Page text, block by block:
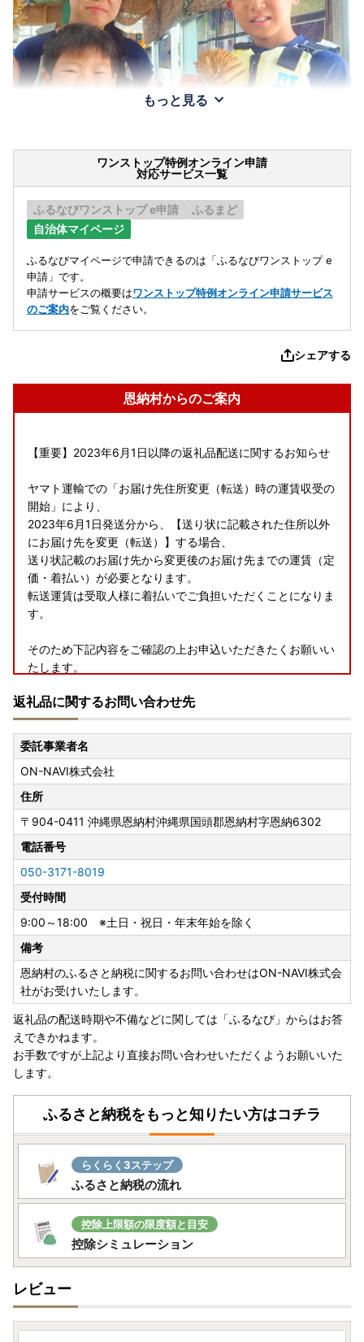
もっと見る
ワンストップ特例オンライン申請
対応サービス一覧
ふるなびワンストップ e申請
ふるまど
自治体マイページ
ふるなびマイページで申請できるのは「ふるなびワンストップ e
申請」です。
申請サービスの概要はワンストップ特例オンライン申請サービス
のご案内をご覧ください。
シェアする
恩納村からのご案内
【重要】2023年6月1日以降の返礼品配送に関するお知らせ
ヤマト運輸での「お届け先住所変更（転送）時の運賃収受の
開始」により、
2023年6月1日発送分から、【送り状に記載された住所以外
にお届け先を変更（転送）】する場合、
送り状記載のお届け先から変更後のお届け先までの運賃（定
価・着払い）が必要となります。
転送運賃は受取人様に着払いでご負担いただくことになりま
す。
そのため下記内容をご確認の上お申込いただきたくお願いい
たします。
確認ください。
・返礼品発送までであればお届け先のご変更は可能のため、
ご変更希望の際はお早目のご連絡をお願いいたします。
---------------------------------------------------------------
--
【ワンストップについて】
ワンストップ特例申請書の提出期限は、2027年1月10日必着
です。添付書類と合わせて期限内にご郵送下さい。
〒904-0492
沖縄県国頭郡恩納村字恩納2451番地
恩納村役場 総務課財政係 宛
▼▼下記よりダウンロード頂けます▼▼
・ワンストップ特例申請書
http://okifuru.com/onestop.pdf
・ワンストップ特例申請 添付書類貼り付け用紙、記入例
http://okifuru.com/onestop_doc.pdf
返礼品に関するお問い合わせ先
委託事業者名
ON-NAVI株式会社
住所
〒904-0411 沖縄県恩納村沖縄県国頭郡恩納村字恩納6302
電話番号
050-3171-8019
受付時間
9:00～18:00 ※土日・祝日・年末年始を除く
備考
恩納村のふるさと納税に関するお問い合わせはON-NAVI株式会
社がお受けいたします。
返礼品の配送時期や不備などに関しては「ふるなび」からはお答
えできかねます。
お手数ですが上記より直接お問い合わせいただくようお願いいた
します。
ふるさと納税をもっと知りたい方はコチラ
らくらく3ステップ
ふるさと納税の流れ
控除上限額の限度額と目安
控除シミュレーション
レビュー